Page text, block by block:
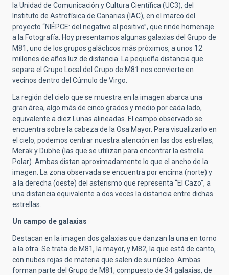
la Unidad de Comunicación y Cultura Científica (UC3), del
Instituto de Astrofísica de Canarias (IAC), en el marco del
proyecto “NIÉPCE: del negativo al positivo”, que rinde homenaje
a la Fotografía. Hoy presentamos algunas galaxias del Grupo de
M81, uno de los grupos galácticos más próximos, a unos 12
millones de años luz de distancia. La pequeña distancia que
separa el Grupo Local del Grupo de M81 nos convierte en
vecinos dentro del Cúmulo de Virgo.
La región del cielo que se muestra en la imagen abarca una
gran área, algo más de cinco grados y medio por cada lado,
equivalente a diez Lunas alineadas. El campo observado se
encuentra sobre la cabeza de la Osa Mayor. Para visualizarlo en
el cielo, podemos centrar nuestra atención en las dos estrellas,
Merak y Dubhe (las que se utilizan para encontrar la estrella
Polar). Ambas distan aproximadamente lo que el ancho de la
imagen. La zona observada se encuentra por encima (norte) y
a la derecha (oeste) del asterismo que representa “El Cazo”, a
una distancia equivalente a dos veces la distancia entre dichas
estrellas.
Un campo de galaxias
Destacan en la imagen dos galaxias que danzan la una en torno
a la otra. Se trata de M81, la mayor, y M82, la que está de canto,
con nubes rojas de materia que salen de su núcleo. Ambas
forman parte del Grupo de M81, compuesto de 34 galaxias, de